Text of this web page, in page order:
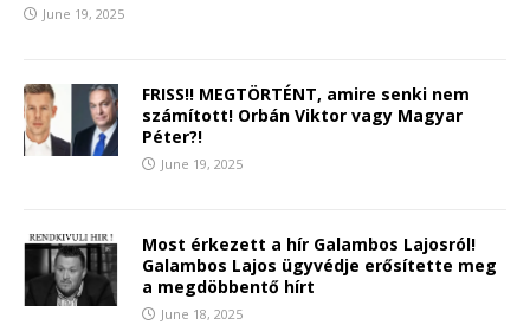
June 19, 2025
FRISS!! MEGTÖRTÉNT, amire senki nem
számított! Orbán Viktor vagy Magyar
Péter?!
June 19, 2025
Most érkezett a hír Galambos Lajosról!
Galambos Lajos ügyvédje erősítette meg
a megdöbbentő hírt
June 18, 2025